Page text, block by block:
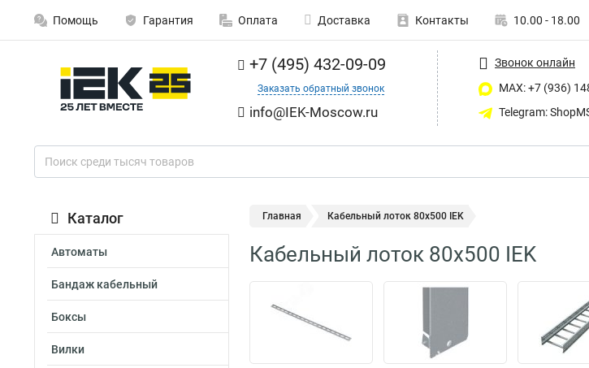
Помощь Гарантия Оплата Доставка Контакты 10.00 - 18.00
+7 (495) 432-09-09
Заказать обратный звонок
info@IEK-Moscow.ru
Звонок онлайн
MAX: +7 (936)
Telegram:
Каталог
Автоматы
Бандаж кабельный
Боксы
Вилки
Главная Кабельный лоток 80х500 IEK
Кабельный лоток 80х500 IEK